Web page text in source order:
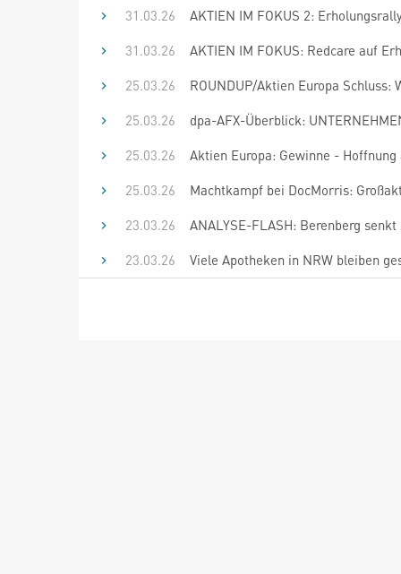
31.03.26
AKTIEN IM FOKUS 2:
31.03.26
AKTIEN IM FOKUS: Redcare auf
25.03.26
ROUNDUP/Aktien Europa
25.03.26
dpa-AFX-Überblick:
25.03.26
Aktien Europa: Gewinne -
25.03.26
Machtkampf bei DocMorris:
23.03.26
ANALYSE-FLASH: Berenberg
23.03.26
Viele Apotheken in NRW bleiben